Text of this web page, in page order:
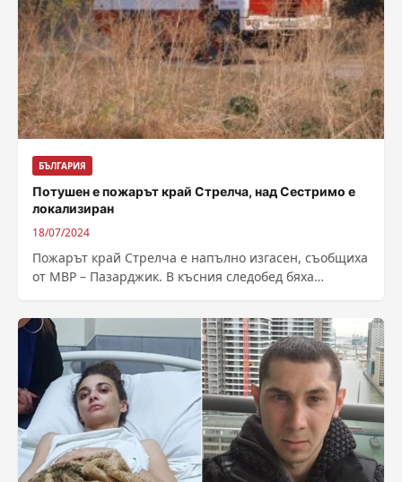
БЪЛГАРИЯ
Потушен е пожарът край Стрелча, над Сестримо е
локализиран
18/07/2024
Пожарът край Стрелча е напълно изгасен, съобщиха
от МВР – Пазарджик. В късния следобед бяха